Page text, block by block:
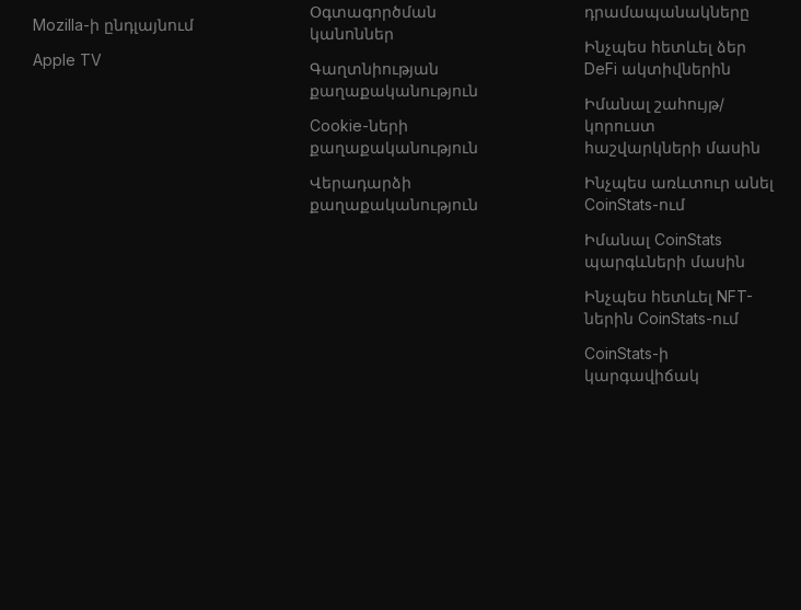
Mozilla-ի ընդլայնում
Apple TV
Օգտագործման
կանոններ
Գաղտնիության
քաղաքականություն
Cookie-ների
քաղաքականություն
Վերադարձի
քաղաքականություն
դրամապանակները
Ինչպես հետևել ձեր
DeFi ակտիվներին
Իմանալ շահույթ/
կորուստ
հաշվարկների մասին
Ինչպես առևտուր անել
CoinStats-ում
Իմանալ CoinStats
պարգևների մասին
Ինչպես հետևել NFT-
ներին CoinStats-ում
CoinStats-ի
կարգավիճակ